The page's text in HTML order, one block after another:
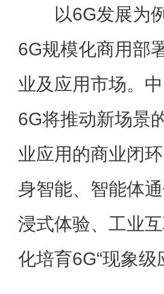
以6G发展为例
6G规模化商用部
业及应用市场。
6G将推动新场景
业应用的商业闭
身智能、智能体
浸式体验、工业
化培育6G“现象级